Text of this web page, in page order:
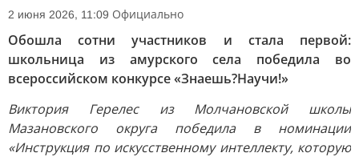
2 июня 2026, 11:09 Официально
Обошла сотни участников и стала первой:
школьница из амурского села победила во
всероссийском конкурсе «Знаешь?Научи!»
Виктория Герелес из Молчановской школы
Мазановского округа победила в номинации
«Инструкция по искусственному интеллекту, которую